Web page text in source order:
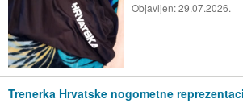
Objavljen:29.07.2026.
Trenerka Hrvatske nogometne